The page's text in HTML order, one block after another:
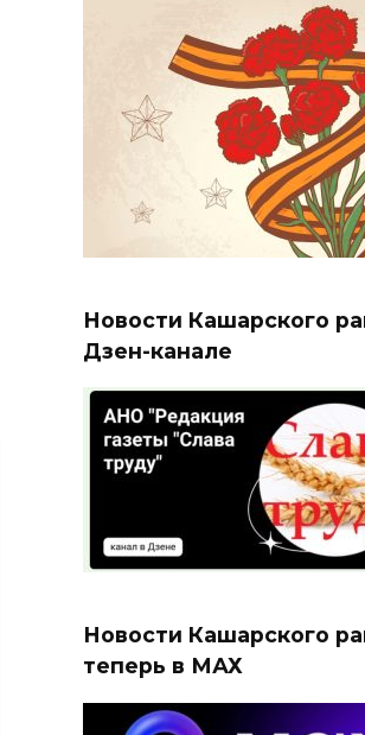
Новости Кашарского
Дзен-канале
Новости Кашарского
теперь в МАХ